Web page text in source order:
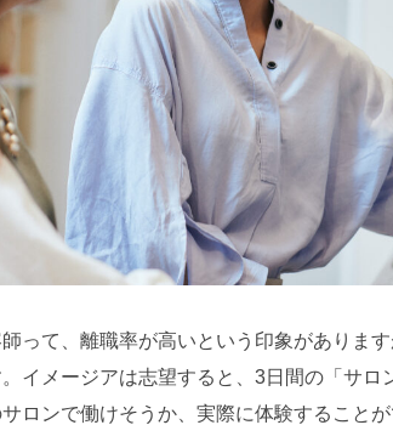
って、離職率が高いという印象がありま
イメージアは志望すると、3日間の「サロ
ロンで働けそうか、実際に体験することが